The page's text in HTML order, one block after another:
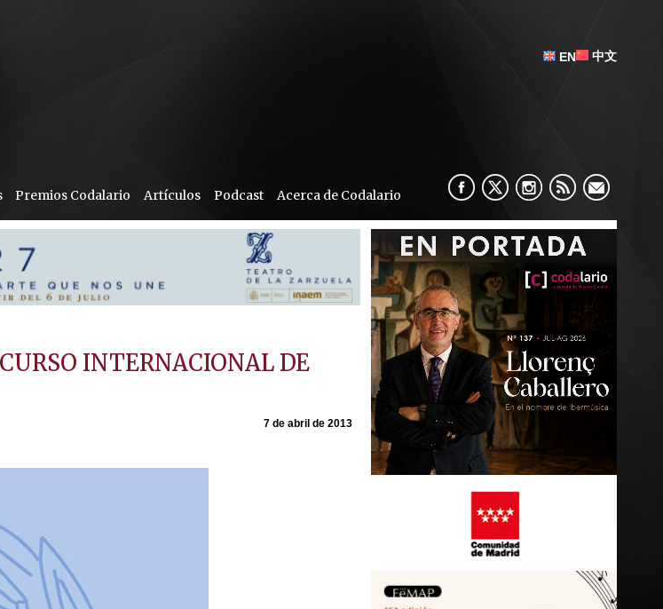
EN 中文
Premios Codalario Artículos Podcast Acerca de Codalario
INTERNACIONAL DE
7 de abril de 2013